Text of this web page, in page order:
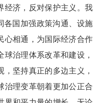
经济，反对保护主义。我
各国加强政策沟通、设施
心相通，为国际经济合作
治理体系改革和建设，
坚持真正的多边主义，
治理变革朝着更加公正合